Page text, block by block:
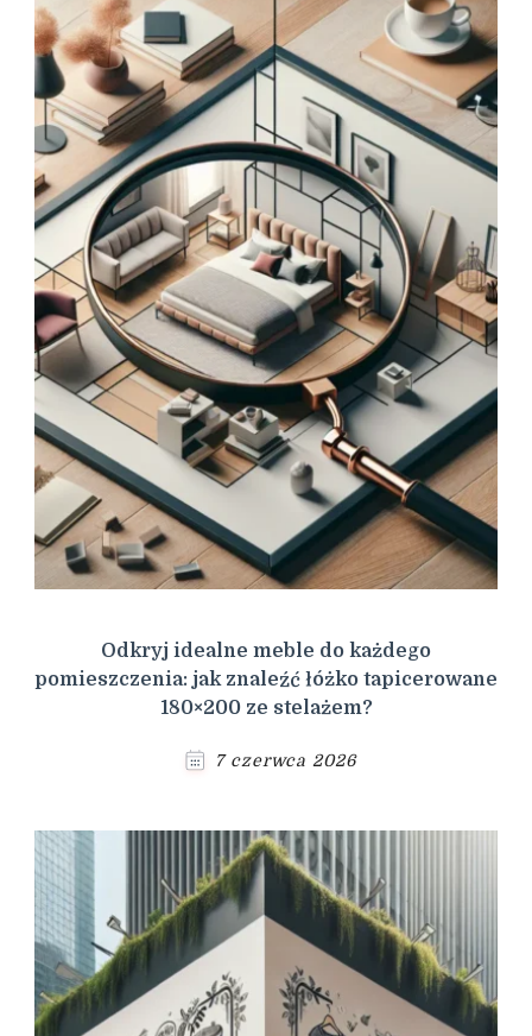
Odkryj idealne meble do każdego
pomieszczenia: jak znaleźć łóżko tapicerowane
180×200 ze stelażem?
7 czerwca 2026